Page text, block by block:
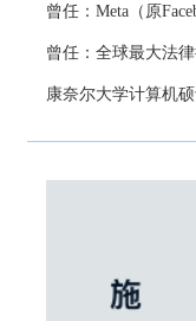
曾任：Meta（原
曾任：全球最大法
康奈尔大学计算机
心盲目跟风陷入
本课程深度剖析